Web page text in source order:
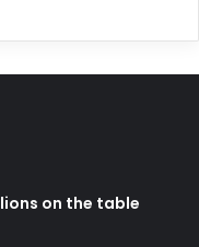
on the table